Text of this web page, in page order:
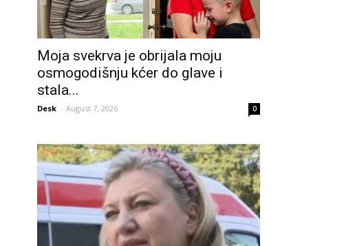
Moja svekrva je obrijala moju
osmogodišnju kćer do glave i
stala...
Desk - August 7, 2026 0